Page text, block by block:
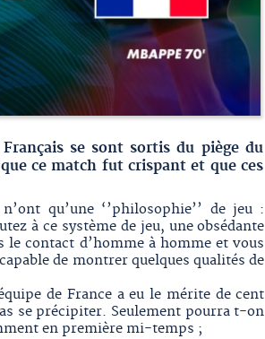
se sont sortis du piège du
ce match fut crispant et que ces
qu’une ‘’philosophie’’ de jeu :
à ce système de jeu, une obsédante
contact d’homme à homme et vous
de montrer quelques qualités de
de France a eu le mérite de cent
se précipiter. Seulement pourra t-on
en première mi-temps ;